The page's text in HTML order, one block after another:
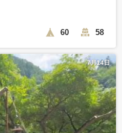
60 58
7月14日